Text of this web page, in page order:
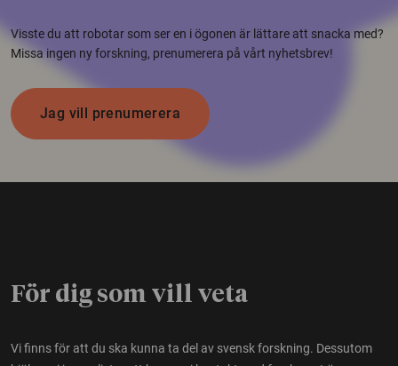
Visste du att robotar som ser en i ögonen är lättare att snacka med?
Missa ingen ny forskning, prenumerera på vårt nyhetsbrev!
Jag vill prenumerera
För dig som vill veta
Vi finns för att du ska kunna ta del av svensk forskning. Dessutom